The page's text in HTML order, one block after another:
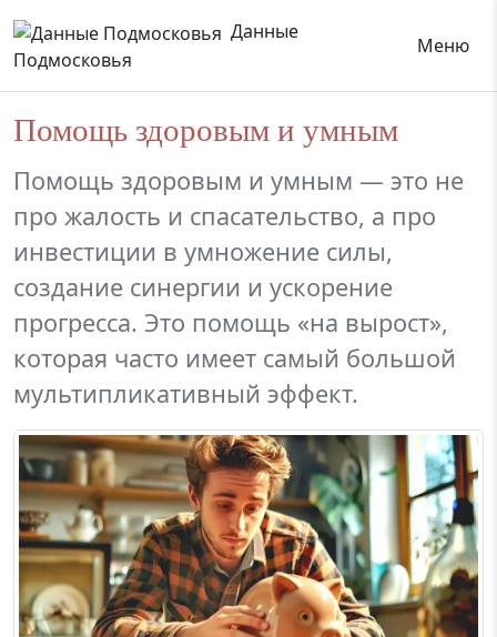
Данные
Подмосковья
Меню
Помощь здоровым и умным
Помощь здоровым и умным — это не
про жалость и спасательство, а про
инвестиции в умножение силы,
создание синергии и ускорение
прогресса. Это помощь «на вырост»,
которая часто имеет самый большой
мультипликативный эффект.